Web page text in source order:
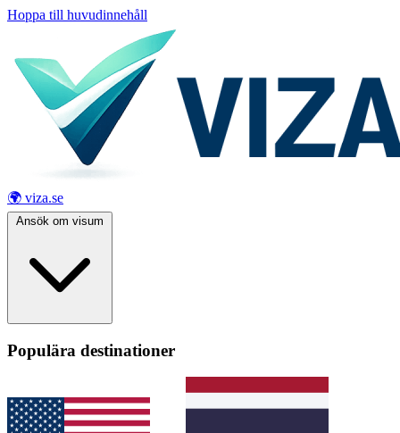
Hoppa till huvudinnehåll
🌍 viza.se
Ansök om visum
Populära destinationer